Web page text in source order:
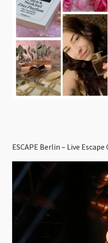
ESCAPE Berlin – Live